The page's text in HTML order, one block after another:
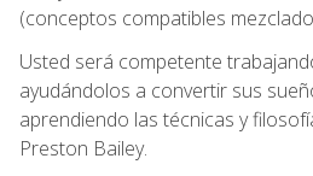
(conceptos compatibles
Usted será competente
ayudándolos a convertir sus
aprendiendo las técnicas y
Preston Bailey.